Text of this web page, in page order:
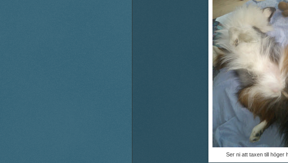
Ser ni att taxen till höger